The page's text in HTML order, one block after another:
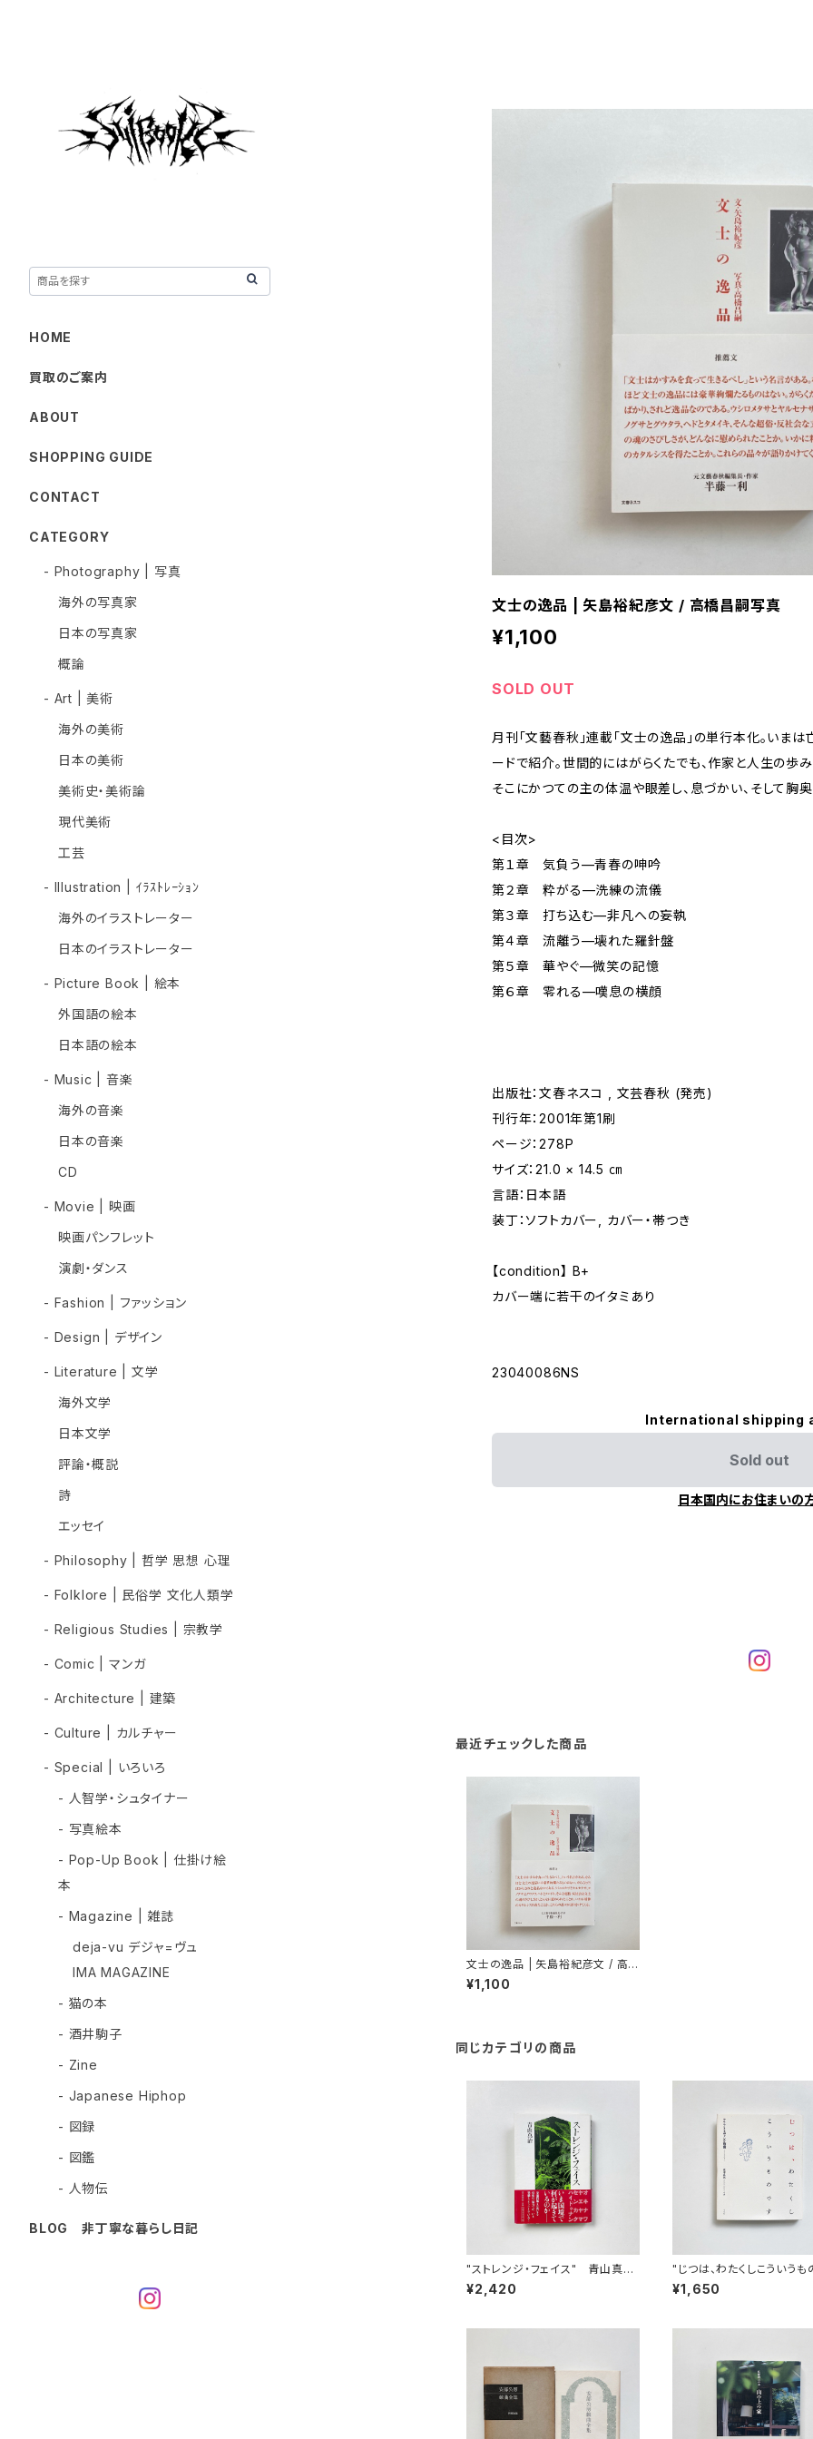
文士の逸品 | 矢島裕紀彦文 / 高橋昌嗣写真
¥1,100
SOLD OUT
月刊「文藝春秋」連載「文士の逸品」の単行本化。いま
ードで紹介。世間的にはがらくたでも、作家と人生の歩
そこにかつての主の体温や眼差し、息づかい、そして胸
<目次>
第１章 気負う—青春の呻吟
第２章 粋がる—洗練の流儀
第３章 打ち込む—非凡への妄執
第４章 流離う—壊れた羅針盤
第５章 華やぐ—微笑の記憶
第６章 零れる—嘆息の横顔
出版社：文春ネスコ , 文芸春秋 (発売)
刊行年：2001年第1刷
ページ：278P
サイズ：21.0 × 14.5 ㎝
言語：日本語
装丁：ソフトカバー, カバー・帯つき
【condition】 B+
カバー端に若干のイタミあり
23040086NS
International shipping
Sold out
日本国内にお住まいの
最近チェックした商品
文士の逸品 | 矢島裕紀彦文 / 高橋
昌嗣写真
¥1,100
同じカテゴリの商品
"ストレンジ・フェイス" 青山真治
著
¥2,420
"じつは、わたくしこういうも
す" クラフト・エヴィング商
坂本真典 写真
¥1,650
HOME
買取のご案内
ABOUT
SHOPPING GUIDE
CONTACT
CATEGORY
- Photography | 写真
海外の写真家
日本の写真家
概論
- Art | 美術
海外の美術
日本の美術
美術史・美術論
現代美術
工芸
- Illustration | ｲﾗｽﾄﾚｰｼｮﾝ
海外のイラストレーター
日本のイラストレーター
- Picture Book | 絵本
外国語の絵本
日本語の絵本
- Music | 音楽
海外の音楽
日本の音楽
CD
- Movie | 映画
映画パンフレット
演劇・ダンス
- Fashion | ファッション
- Design | デザイン
- Literature | 文学
海外文学
日本文学
評論・概説
詩
エッセイ
- Philosophy | 哲学 思想 心理
- Folklore | 民俗学 文化人類学
- Religious Studies | 宗教学
- Comic | マンガ
- Architecture | 建築
- Culture | カルチャー
- Special | いろいろ
- 人智学・シュタイナー
- 写真絵本
- Pop-Up Book | 仕掛け絵
本
- Magazine | 雑誌
deja-vu デジャ=ヴュ
IMA MAGAZINE
- 猫の本
- 酒井駒子
- Zine
- Japanese Hiphop
- 図録
- 図鑑
- 人物伝
BLOG 非丁寧な暮らし日記